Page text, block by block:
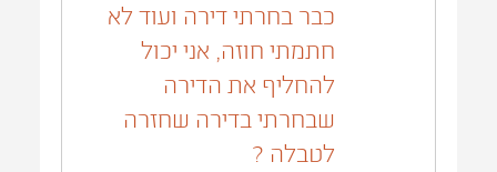
כבר בחרתי דירה ועוד לא
חתמתי חוזה, אני יכול
להחליף את הדירה
שבחרתי בדירה שחזרה
לטבלה ?